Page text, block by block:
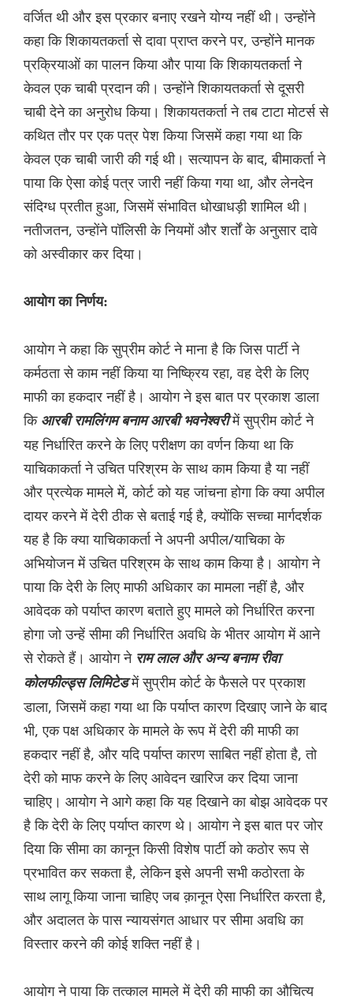
वर्जित थी और इस प्रकार बनाए रखने योग्य नहीं थी। उन्होंने
कहा कि शिकायतकर्ता से दावा प्राप्त करने पर, उन्होंने मानक
प्रक्रियाओं का पालन किया और पाया कि शिकायतकर्ता ने
केवल एक चाबी प्रदान की। उन्होंने शिकायतकर्ता से दूसरी
चाबी देने का अनुरोध किया। शिकायतकर्ता ने तब टाटा मोटर्स से
कथित तौर पर एक पत्र पेश किया जिसमें कहा गया था कि
केवल एक चाबी जारी की गई थी। सत्यापन के बाद, बीमाकर्ता ने
पाया कि ऐसा कोई पत्र जारी नहीं किया गया था, और लेनदेन
संदिग्ध प्रतीत हुआ, जिसमें संभावित धोखाधड़ी शामिल थी।
नतीजतन, उन्होंने पॉलिसी के नियमों और शर्तों के अनुसार दावे
को अस्वीकार कर दिया।
आयोग का निर्णय:
आयोग ने कहा कि सुप्रीम कोर्ट ने माना है कि जिस पार्टी ने
कर्मठता से काम नहीं किया या निष्क्रिय रहा, वह देरी के लिए
माफी का हकदार नहीं है। आयोग ने इस बात पर प्रकाश डाला
कि आरबी रामलिंगम बनाम आरबी भवनेश्वरीमें सुप्रीम कोर्ट ने
यह निर्धारित करने के लिए परीक्षण का वर्णन किया था कि
याचिकाकर्ता ने उचित परिश्रम के साथ काम किया है या नहीं
और प्रत्येक मामले में, कोर्ट को यह जांचना होगा कि क्या अपील
दायर करने में देरी ठीक से बताई गई है, क्योंकि सच्चा मार्गदर्शक
यह है कि क्या याचिकाकर्ता ने अपनी अपील/याचिका के
अभियोजन में उचित परिश्रम के साथ काम किया है। आयोग ने
पाया कि देरी के लिए माफी अधिकार का मामला नहीं है, और
आवेदक को पर्याप्त कारण बताते हुए मामले को निर्धारित करना
होगा जो उन्हें सीमा की निर्धारित अवधि के भीतर आयोग में आने
से रोकते हैं। आयोग ने राम लाल और अन्य बनाम रीवा
कोलफील्ड्स लिमिटेडमें सुप्रीम कोर्ट के फैसले पर प्रकाश
डाला, जिसमें कहा गया था कि पर्याप्त कारण दिखाए जाने के बाद
भी, एक पक्ष अधिकार के मामले के रूप में देरी की माफी का
हकदार नहीं है, और यदि पर्याप्त कारण साबित नहीं होता है, तो
देरी को माफ करने के लिए आवेदन खारिज कर दिया जाना
चाहिए। आयोग ने आगे कहा कि यह दिखाने का बोझ आवेदक पर
है कि देरी के लिए पर्याप्त कारण थे। आयोग ने इस बात पर जोर
दिया कि सीमा का कानून किसी विशेष पार्टी को कठोर रूप से
प्रभावित कर सकता है, लेकिन इसे अपनी सभी कठोरता के
साथ लागू किया जाना चाहिए जब क़ानून ऐसा निर्धारित करता है,
और अदालत के पास न्यायसंगत आधार पर सीमा अवधि का
विस्तार करने की कोई शक्ति नहीं है।
आयोग ने पाया कि तत्काल मामले में देरी की माफी का औचित्य